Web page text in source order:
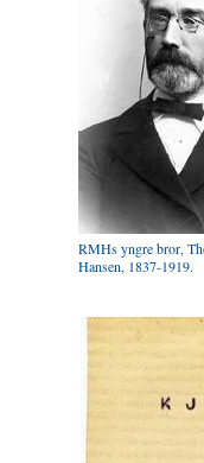
RMHs yngre bror,
Hansen, 1837-1919.